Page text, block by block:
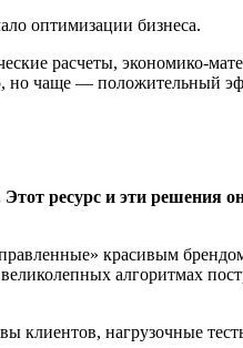
оптимизации бизнеса.
расчеты, экономико-
но чаще — положительный
ресурс и эти решения
красивым
алгоритмах
клиентов, нагрузочные